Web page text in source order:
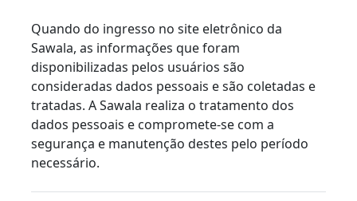
Quando do ingresso no site eletrônico da
Sawala, as informações que foram
disponibilizadas pelos usuários são
consideradas dados pessoais e são coletadas e
tratadas. A Sawala realiza o tratamento dos
dados pessoais e compromete-se com a
segurança e manutenção destes pelo período
necessário.